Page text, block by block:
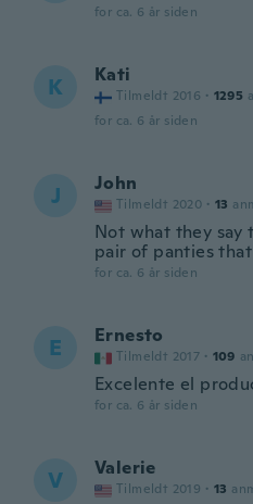
for ca. 6 år siden
K Kati
Tilmeldt 2016 · 1295
for ca. 6 år siden
J John
Tilmeldt 2020 · 13
Not what they say
pair of panties
for ca. 6 år siden
E Ernesto
Tilmeldt 2017 · 109
Excelente el
for ca. 6 år siden
V Valerie
Tilmeldt 2019 · 13